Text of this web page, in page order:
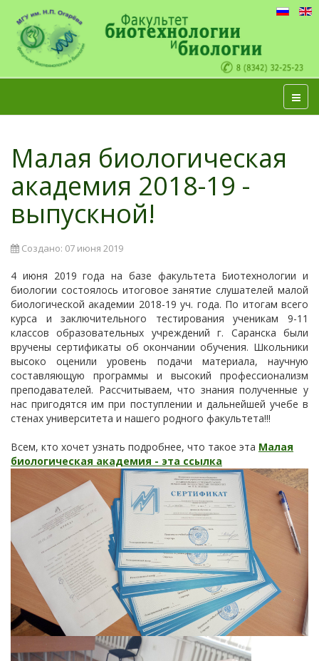
Малая биологическая
академия 2018-19 -
выпускной!
Создано: 07 июня 2019
4 июня 2019 года на базе факультета Биотехнологии и
биологии состоялось итоговое занятие слушателей малой
биологической академии 2018-19 уч. года. По итогам всего
курса и заключительного тестирования ученикам 9-11
классов образовательных учреждений г. Саранска были
вручены сертификаты об окончании обучения. Школьники
высоко оценили уровень подачи материала, научную
составляющую программы и высокий профессионализм
преподавателей. Рассчитываем, что знания полученные у
нас пригодятся им при поступлении и дальнейшей учебе в
стенах университета и нашего родного факультета!!!
Всем, кто хочет узнать подробнее, что такое эта Малая
биологическая академия - эта ссылка